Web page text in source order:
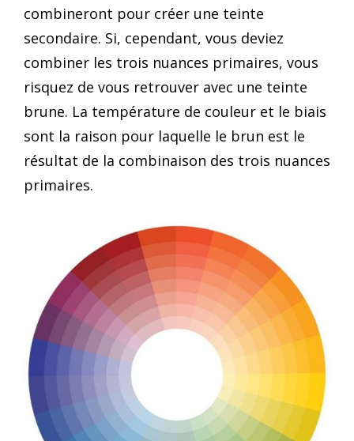
combineront pour créer une teinte
secondaire. Si, cependant, vous deviez
combiner les trois nuances primaires, vous
risquez de vous retrouver avec une teinte
brune. La température de couleur et le biais
sont la raison pour laquelle le brun est le
résultat de la combinaison des trois nuances
primaires.